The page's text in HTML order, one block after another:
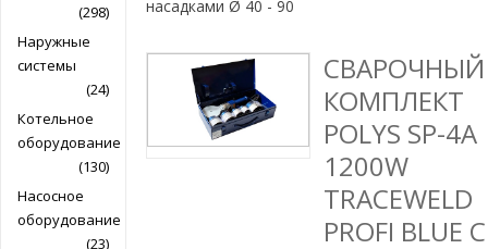
насадками Ø 40 - 90
СВАРОЧНЫЙ
КОМПЛЕКТ
POLYS SP-4A
1200W
TRACEWELD
PROFI BLUE С
(298)
Наружные
системы
(24)
Котельное
оборудование
(130)
Насосное
оборудование
(23)